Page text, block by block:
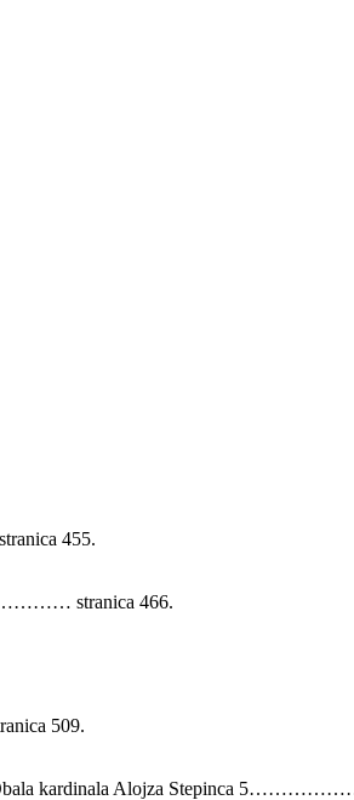
455.
stranica 466.
509.
Obala kardinala Alojza Stepinca